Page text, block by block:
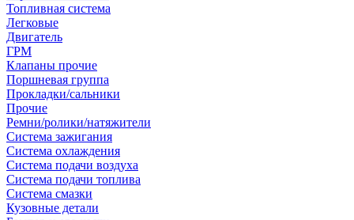
Топливная система
Легковые
Двигатель
ГРМ
Клапаны прочие
Поршневая группа
Прокладки/сальники
Прочие
Ремни/ролики/натяжители
Система зажигания
Система охлаждения
Система подачи воздуха
Система подачи топлива
Система смазки
Кузовные детали